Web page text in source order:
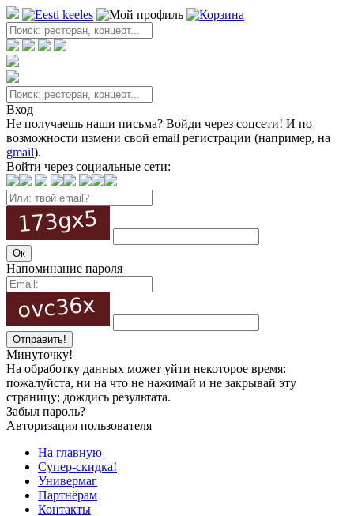
Вход
Не получаешь наши письма? Войди через соцсети! И по
возможности измени свой email регистрации (например, на
gmail).
Войти через социальные сети:
Напоминание пароля
Минуточку!
На обработку данных может уйти некоторое время:
пожалуйста, ни на что не нажимай и не закрывай эту
страницу; дождись результата.
Забыл пароль?
Авторизация пользователя
На главную
Супер-скидка!
Универмаг
Партнёрам
Контакты